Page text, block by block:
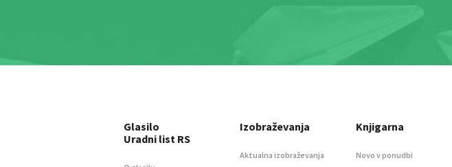
Glasilo
Uradni list RS
Izobraževanja
Aktualna izobraževanja
Knjigarna
Novo v ponudbi